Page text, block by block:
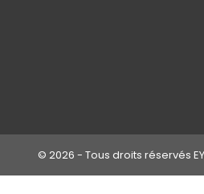
© 2026 - Tous droits réservés